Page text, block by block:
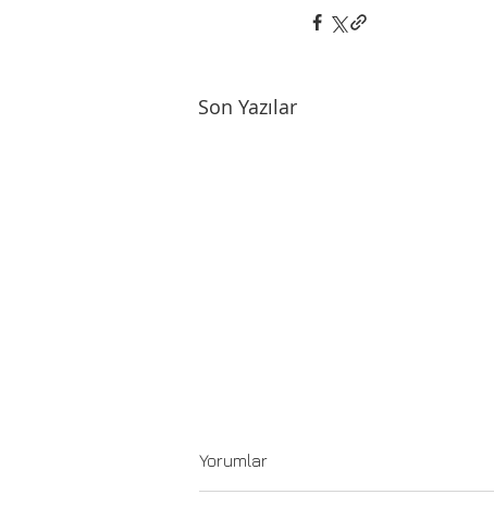
Son Yazılar
Yorumlar